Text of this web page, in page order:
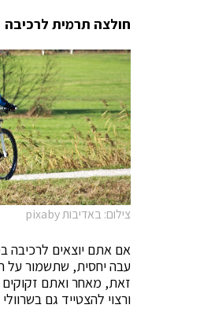
חולצה תרמית לרכיבה
צילום: באדיבות pixaby
אם אתם יוצאים לרכיבה
עבה יחסית, שתשמור על
זאת, מאחר ואתם זקוקים
ורצוי להצטייד גם